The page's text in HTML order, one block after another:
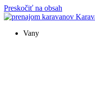
Preskočiť na obsah
Vany